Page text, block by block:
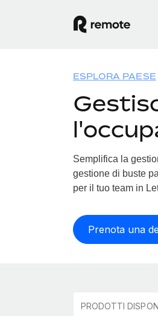
ESPLORA PAESE
Semplifica la
gestione di buste
per il tuo team in
Prenota una
PRODOTTI